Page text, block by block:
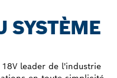
SYSTÈME
leader de l'industrie